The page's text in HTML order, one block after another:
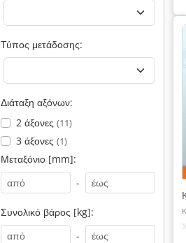
Τύπος μετάδοσης:
Διάταξη αξόνων:
2 άξονες (11)
3 άξονες (1)
Μεταξόνιο [mm]:
-
Συνολικό βάρος [kg]:
-